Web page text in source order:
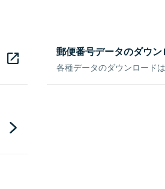
郵便番号データのダウン
各種データのダウンロード